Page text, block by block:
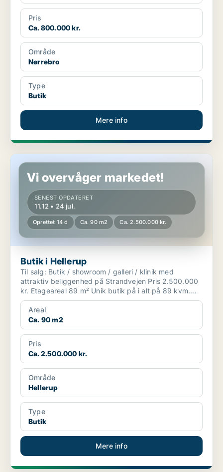
Pris
Ca. 800.000 kr.
Område
Nørrebro
Type
Butik
Mere info
Butik i Hellerup
Vi overvåger markedet!
SENEST OPDATERET
11.12 • 24 jul.
Oprettet 14 d Ca. 90 m2 Ca. 2.500.000 kr.
Butik i Hellerup
Til salg: Butik / showroom / galleri / klinik med
attraktiv beliggenhed på Strandvejen Pris 2.500.000
kr. Etageareal 89 m² Unik butik på i alt på 89 kvm....
Areal
Ca. 90 m2
Pris
Ca. 2.500.000 kr.
Område
Hellerup
Type
Butik
Mere info